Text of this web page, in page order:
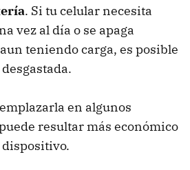
. Si tu celular necesita
vez al día o se apaga
teniendo carga, es posible
en algunos
resultar más económico